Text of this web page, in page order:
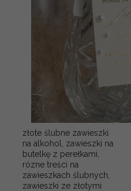
złote ślubne zawieszki
na alkohol, zawieszki na
butelkę z perełkami,
rózne treści na
zawieszkach ślubnych,
zawieszki ze złotymi